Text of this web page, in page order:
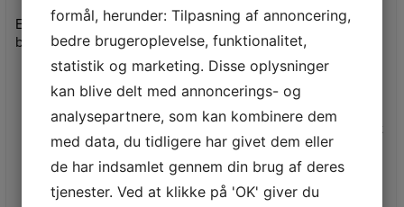
Enkel forlængelse af rækkevidden med 50 cm for
batteristangsaven HTA 50.
Skaftforlængelse med 50 cm til den batteridrevne
stangsav HTA 50
Til grund- og haveejere
Rækkeviddeforlængelsen giver adgang til vanskeligt
tilgængelige steder
Vejer kun 465 g
Af kompakt og let aluminium
formål, herunder: Tilpasning af annoncering,
bedre brugeroplevelse, funktionalitet,
statistik og marketing. Disse oplysninger
kan blive delt med annoncerings- og
analysepartnere, som kan kombinere dem
med data, du tidligere har givet dem eller
de har indsamlet gennem din brug af deres
tjenester. Ved at klikke på 'OK' giver du